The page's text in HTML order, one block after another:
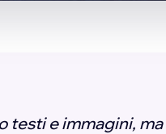
testi e immagini,